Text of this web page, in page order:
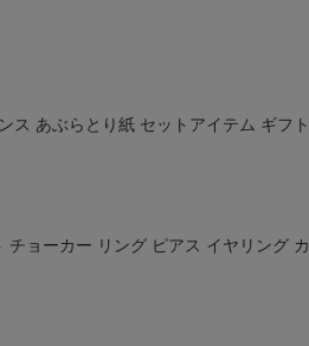
ス あぶらとり紙 セットアイテム ギフト
チョーカー リング ピアス イヤリング